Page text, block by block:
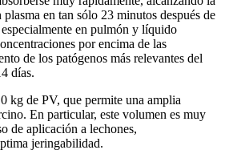
en tan sólo 23 minutos después de
en pulmón y líquido
por encima de las
de los patógenos más relevantes del
días.
kg de PV, que permite una amplia
En particular, este volumen es muy
de aplicación a lechones,
jeringabilidad.